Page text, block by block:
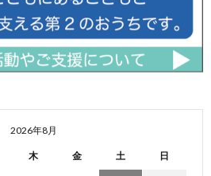
2026年8月
木 金 土 日